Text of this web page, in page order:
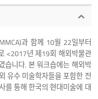
과 함께 10월 22일부터
<2017년 제19회 해외박물관
습니다. 본 워크숍에는 해외박
유수 미술학자들을 포함한 전
를 통해 한국의 현대미술에 대